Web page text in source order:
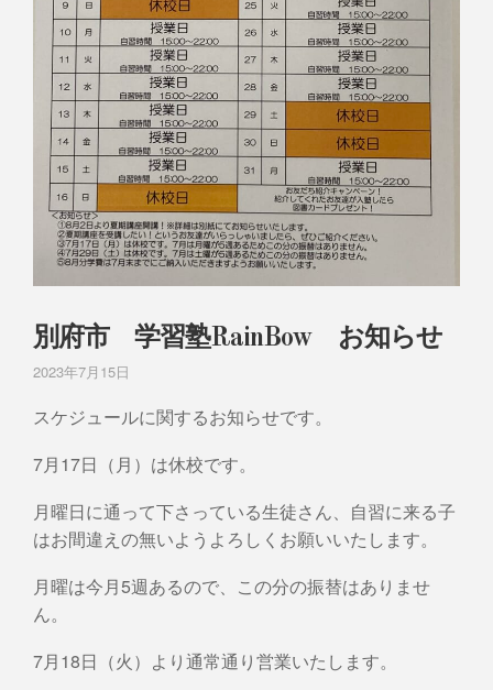
別府市 学習塾RainBow お知らせ
2023年7月15日
スケジュールに関するお知らせです。
7月17日（月）は休校です。
月曜日に通って下さっている生徒さん、自習に来る子
はお間違えの無いようよろしくお願いいたします。
月曜は今月5週あるので、この分の振替はありませ
ん。
7月18日（火）より通常通り営業いたします。